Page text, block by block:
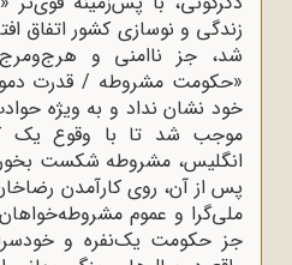
زندگی و نوسازی کشور اتفاق
شد، جز ناامنی و
«حکومت مشروطه / قدرت
خود نشان نداد و به ویژه
موجب شد تا با وقوع یک
انگلیس، مشروطه شکست
پس از آن، روی کارآمدن
ملی‌گرا و عموم
جز حکومت یک‌نفره و